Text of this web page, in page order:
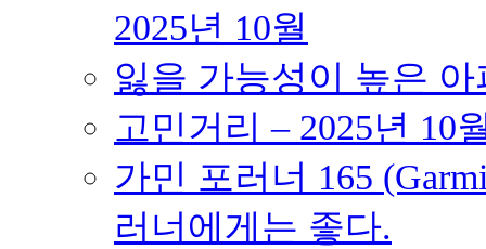
2025년 10월
잃을 가능성이 높은
고민거리 – 2025년 10
가민 포러너 165
러너에게는 좋다.